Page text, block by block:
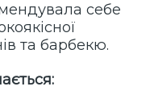
себе
та барбекю.